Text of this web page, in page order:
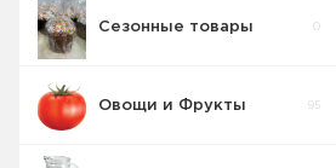
Сезонные товары
Овощи и Фрукты 95